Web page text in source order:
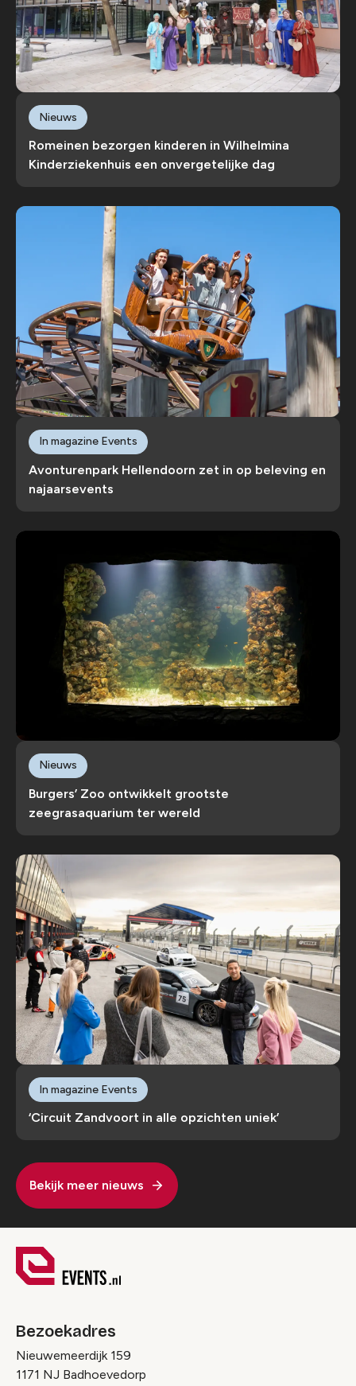
Romeinen bezorgen kinderen in Wilhelmina
Kinderziekenhuis een onvergetelijke dag
Nieuws
Avonturenpark Hellendoorn zet in op beleving en
najaarsevents
In magazine Events
Burgers’ Zoo ontwikkelt grootste
zeegrasaquarium ter wereld
Nieuws
‘Circuit Zandvoort in alle opzichten uniek’
In magazine Events
Bekijk meer nieuws
Bezoekadres
Nieuwemeerdijk 159
1171 NJ Badhoevedorp